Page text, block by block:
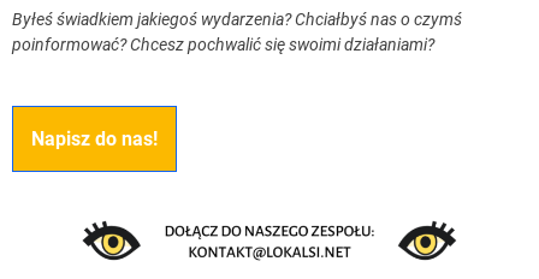
Byłeś świadkiem jakiegoś wydarzenia? Chciałbyś nas o czymś
poinformować? Chcesz pochwalić się swoimi działaniami?
Napisz do nas!